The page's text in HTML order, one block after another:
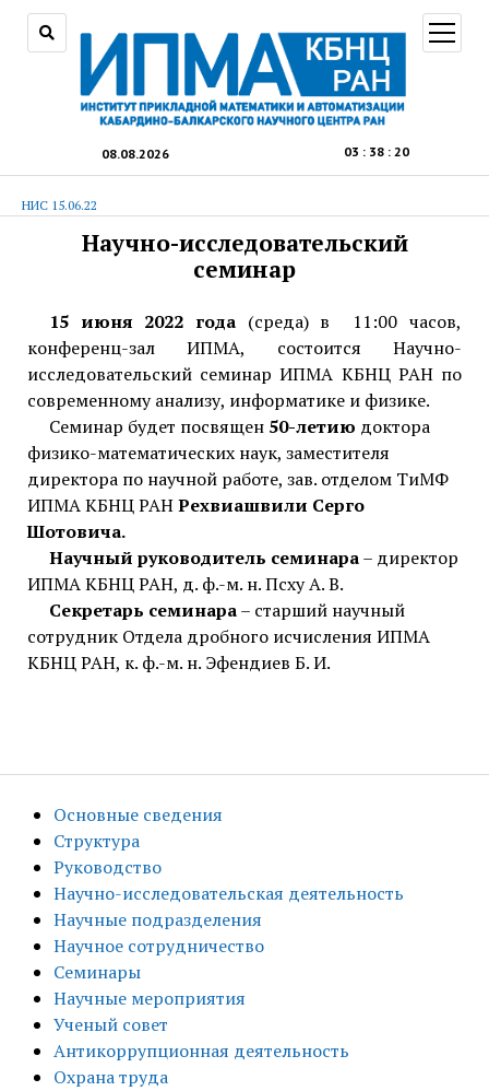
08.08.2026 03 : 38 : 21
меню
Основные сведения
Структура
Руководство
Научно-исследовательская деятельность
Научные подразделения
Научное сотрудничество
Семинары
Научные мероприятия
Ученый совет
Антикоррупционная деятельность
Охрана труда
НИС 15.06.22
Научно-исследовательский
семинар
15 июня 2022 года(среда) в 11:00 часов,
конференц-зал ИПМА, состоится Научно-
исследовательский семинар ИПМА КБНЦ РАН по
современному анализу, информатике и физике.
Семинар будет посвящен50-летию доктора
физико-математических наук, заместителя
директора по научной работе, зав. отделом ТиМФ
ИПМА КБНЦ РАНРехвиашвили Серго
Шотовича.
Научный руководитель семинара– директор
ИПМА КБНЦ РАН, д. ф.-м. н. Псху А. В.
Секретарь семинара– старший научный
сотрудник Отдела дробного исчисления ИПМА
КБНЦ РАН, к. ф.-м. н. Эфендиев Б. И.